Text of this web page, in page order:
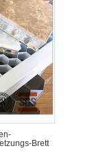
Brett